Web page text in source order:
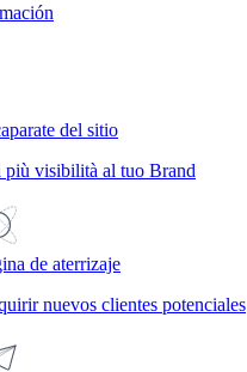
del sitio
più visibilità al tuo Brand
de aterrizaje
nuevos clientes potenciales